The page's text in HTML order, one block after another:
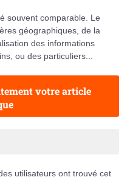
souvent comparable. Le
géographiques, de la
des informations
ou des particuliers...
votre article
utilisateurs ont trouvé cet